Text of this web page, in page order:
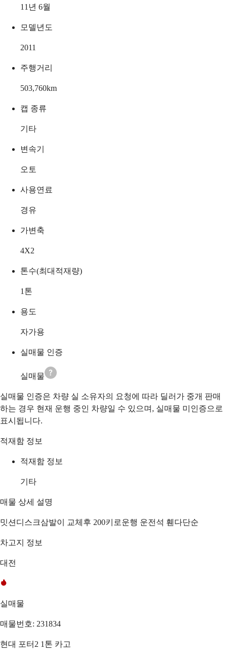
11년 6월
모델년도
2011
주행거리
503,760km
캡 종류
기타
변속기
오토
사용연료
경유
가변축
4X2
톤수(최대적재량)
1 톤
용도
자가용
실매물 인증
실매물
실매물 인증은 차량 실 소유자의 요청에 따라 딜러가 중개 판매
하는 경우 현재 운행 중인 차량일 수 있으며, 실매물 미인증으로
표시됩니다.
적재함 정보
적재함 정보
기타
매물 상세 설명
밋션디스크삼발이 교체후 200키로운행 운전석 휀다단순
차고지 정보
대전
실매물
매물번호: 231834
현대 포터2 1톤 카고